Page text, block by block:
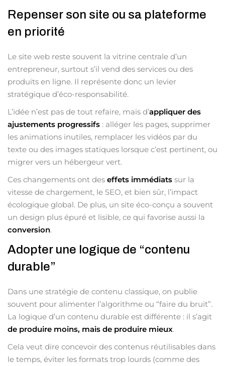
Repenser son site ou sa plateforme
en priorité
Le site web reste souvent la vitrine centrale d’un
entrepreneur, surtout s’il vend des services ou des
produits en ligne. Il représente donc un levier
stratégique d’éco-responsabilité.
L’idée n’est pas de tout refaire, mais d’appliquer des
ajustements progressifs : alléger les pages, supprimer
les animations inutiles, remplacer les vidéos par du
texte ou des images statiques lorsque c’est pertinent, ou
migrer vers un hébergeur vert.
Ces changements ont des effets immédiats sur la
vitesse de chargement, le SEO, et bien sûr, l’impact
écologique global. De plus, un site éco-conçu a souvent
un design plus épuré et lisible, ce qui favorise aussi la
conversion.
Adopter une logique de “contenu
durable”
Dans une stratégie de contenu classique, on publie
souvent pour alimenter l’algorithme ou “faire du bruit”.
La logique d’un contenu durable est différente : il s’agit
de produire moins, mais de produire mieux.
Cela veut dire concevoir des contenus réutilisables dans
le temps, éviter les formats trop lourds (comme des